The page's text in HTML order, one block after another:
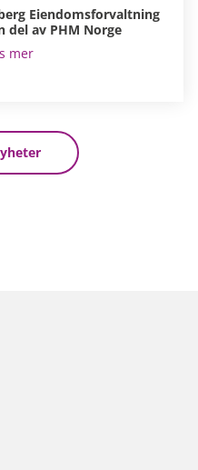
Eiendomsforvaltning
del av PHM Norge
mer